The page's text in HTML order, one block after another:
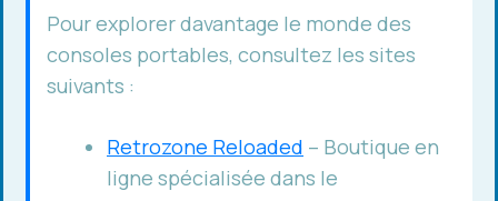
Pour explorer davantage le monde des
consoles portables, consultez les sites
suivants :
Retrozone Reloaded – Boutique en
ligne spécialisée dans le